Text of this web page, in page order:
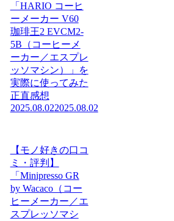
「HARIO コーヒ
ーメーカー V60
珈琲王2 EVCM2-
5B（コーヒーメ
ーカー／エスプレ
ッソマシン）」を
実際に使ってみた
正直感想
2025.08.022025.08.02
【モノ好きの口コ
ミ・評判】
「Minipresso GR
by Wacaco（コー
ヒーメーカー／エ
スプレッソマシ